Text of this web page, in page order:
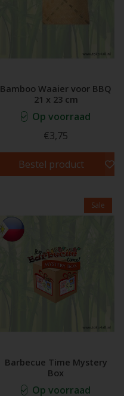
Bamboo Waaier voor BBQ
21 x 23 cm
Op voorraad
€3,75
Bestel product
Sale
Barbecue Time Mystery
Box
Op voorraad